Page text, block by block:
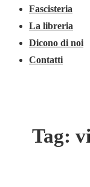
Fascisteria
La libreria
Dicono di noi
Contatti
Tag: